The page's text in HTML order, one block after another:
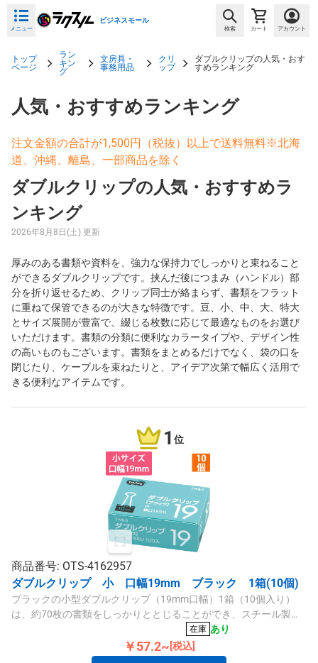
メニュー
ビジネスモール
検索 カート アカウント
トップ
ページ
ラン
キン
グ
文房具・
事務用品
クリ
ップ
ダブルクリップの人気・おす
すめランキング
人気・おすすめランキング
注文金額の合計が1,500円（税抜）以上で送料無料※北海
道、沖縄、離島、一部商品を除く
ダブルクリップの人気・おすすめラ
ンキング
2026年8月8日(土) 更新
厚みのある書類や資料を、強力な保持力でしっかりと束ねること
ができるダブルクリップです。挟んだ後につまみ（ハンドル）部
分を折り返せるため、クリップ同士が絡まらず、書類をフラット
に重ねて保管できるのが大きな特徴です。豆、小、中、大、特大
とサイズ展開が豊富で、綴じる枚数に応じて最適なものをお選び
いただけます。書類の分類に便利なカラータイプや、デザイン性
の高いものもございます。書類をまとめるだけでなく、袋の口を
閉じたり、ケーブルを束ねたりと、アイデア次第で幅広く活用で
きる便利なアイテムです。
1 位
商品番号: OTS-4162957
ダブルクリップ 小 口幅19mm ブラック 1箱(10個)
ブラックの小型ダブルクリップ（19mm口幅）1箱（10個入り）
は、約70枚の書類をしっかりととじることができ、スチール製で
頑丈です。コンパクトでかさばらず、スタンダードシリーズの信
在庫 あり
￥57.2~ [税込]